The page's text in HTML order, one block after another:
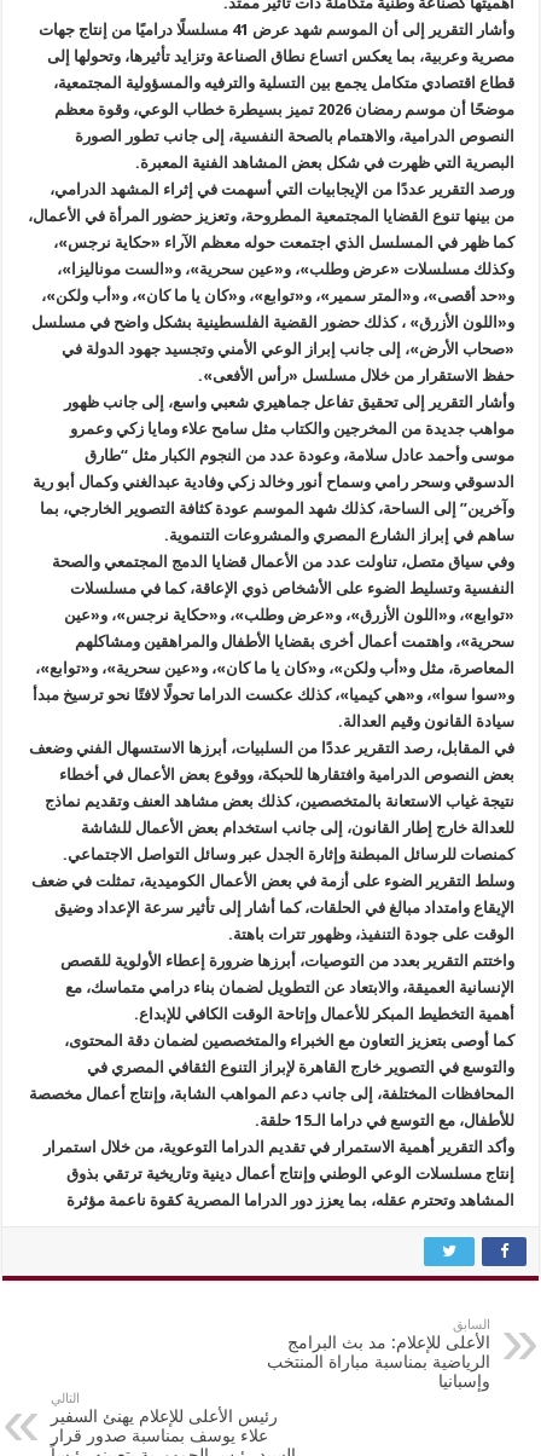
وأشار التقرير إلى أن الموسم شهد عرض 41 مسلسلًا دراميًا من إنتاج جهات
مصرية وعربية، بما يعكس اتساع نطاق الصناعة وتزايد تأثيرها، وتحولها إلى
قطاع اقتصادي متكامل يجمع بين التسلية والترفيه والمسؤولية المجتمعية،
موضحًا أن موسم رمضان 2026 تميز بسيطرة خطاب الوعي، وقوة معظم
النصوص الدرامية، والاهتمام بالصحة النفسية، إلى جانب تطور الصورة
البصرية التي ظهرت في شكل بعض المشاهد الفنية المعبرة.
ورصد التقرير عددًا من الإيجابيات التي أسهمت في إثراء المشهد الدرامي،
من بينها تنوع القضايا المجتمعية المطروحة، وتعزيز حضور المرأة في الأعمال،
كما ظهر في المسلسل الذي اجتمعت حوله معظم الآراء «حكاية نرجس»،
وكذلك مسلسلات «عرض وطلب»، و«عين سحرية»، و«الست موناليزا»،
و«حد أقصى»، و«المتر سمير»، و«توابع»، و«كان يا ما كان»، و«أب ولكن»،
و«اللون الأزرق» ، كذلك حضور القضية الفلسطينية بشكل واضح في مسلسل
«صحاب الأرض»، إلى جانب إبراز الوعي الأمني وتجسيد جهود الدولة في
حفظ الاستقرار من خلال مسلسل «رأس الأفعى».
وأشار التقرير إلى تحقيق تفاعل جماهيري شعبي واسع، إلى جانب ظهور
مواهب جديدة من المخرجين والكتاب مثل سامح علاء ومايا زكي وعمرو
موسى وأحمد عادل سلامة، وعودة عدد من النجوم الكبار مثل “طارق
الدسوقي وسحر رامي وسماح أنور وخالد زكي وفادية عبدالغني وكمال أبو رية
وآخرين” إلى الساحة، كذلك شهد الموسم عودة كثافة التصوير الخارجي، بما
ساهم في إبراز الشارع المصري والمشروعات التنموية.
وفي سياق متصل، تناولت عدد من الأعمال قضايا الدمج المجتمعي والصحة
النفسية وتسليط الضوء على الأشخاص ذوي الإعاقة، كما في مسلسلات
«توابع»، و«اللون الأزرق»، و«عرض وطلب»، و«حكاية نرجس»، و«عين
سحرية»، واهتمت أعمال أخرى بقضايا الأطفال والمراهقين ومشاكلهم
المعاصرة، مثل و«أب ولكن»، و«كان يا ما كان»، و«عين سحرية»، و«توابع»،
و«سوا سوا»، و«هي كيميا»، كذلك عكست الدراما تحولًا لافتًا نحو ترسيخ مبدأ
سيادة القانون وقيم العدالة.
في المقابل، رصد التقرير عددًا من السلبيات، أبرزها الاستسهال الفني وضعف
بعض النصوص الدرامية وافتقارها للحبكة، ووقوع بعض الأعمال في أخطاء
نتيجة غياب الاستعانة بالمتخصصين، كذلك بعض مشاهد العنف وتقديم نماذج
للعدالة خارج إطار القانون، إلى جانب استخدام بعض الأعمال للشاشة
كمنصات للرسائل المبطنة وإثارة الجدل عبر وسائل التواصل الاجتماعي.
وسلط التقرير الضوء على أزمة في بعض الأعمال الكوميدية، تمثلت في ضعف
الإيقاع وامتداد مبالغ في الحلقات، كما أشار إلى تأثير سرعة الإعداد وضيق
الوقت على جودة التنفيذ، وظهور تترات باهتة.
واختتم التقرير بعدد من التوصيات، أبرزها ضرورة إعطاء الأولوية للقصص
الإنسانية العميقة، والابتعاد عن التطويل لضمان بناء درامي متماسك، مع
أهمية التخطيط المبكر للأعمال وإتاحة الوقت الكافي للإبداع.
كما أوصى بتعزيز التعاون مع الخبراء والمتخصصين لضمان دقة المحتوى،
والتوسع في التصوير خارج القاهرة لإبراز التنوع الثقافي المصري في
المحافظات المختلفة، إلى جانب دعم المواهب الشابة، وإنتاج أعمال مخصصة
للأطفال، مع التوسع في دراما الـ15 حلقة.
وأكد التقرير أهمية الاستمرار في تقديم الدراما التوعوية، من خلال استمرار
إنتاج مسلسلات الوعي الوطني وإنتاج أعمال دينية وتاريخية ترتقي بذوق
المشاهد وتحترم عقله، بما يعزز دور الدراما المصرية كقوة ناعمة مؤثرة
السابق
الأعلى للإعلام: مد بث البرامج
الرياضية بمناسبة مباراة المنتخب
وإسبانيا
التالي
رئيس الأعلى للإعلام يهنئ السفير
علاء يوسف بمناسبة صدور قرار